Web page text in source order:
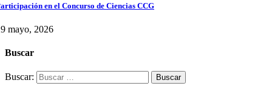
en el Concurso de Ciencias CCG
mayo, 2026
Buscar
Buscar: